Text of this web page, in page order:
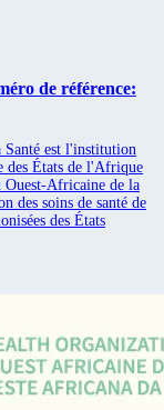
de référence:
est l'institution
des États de l'Afrique
Africaine de la
des soins de santé de
des États